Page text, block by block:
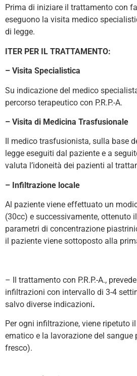
Prima di iniziare il trattamento con
eseguono la visita medico
di legge.
ITER PER IL TRATTAMENTO:
– Visita Specialistica
Su indicazione del medico
percorso terapeutico con P.R.P.-A.
– Visita di Medicina Trasfusionale
Il medico trasfusionista, sulla base
legge eseguiti dal paziente e a
valuta l’idoneità dei pazienti al
– Infiltrazione locale
Al paziente viene effettuato un
(30cc) e successivamente, ottenuto il
parametri di concentrazione
il paziente viene sottoposto alla
– Il trattamento con P.R.P.-A.,
infiltrazioni con intervallo di 3-4
salvo diverse indicazioni.
Per ogni infiltrazione, viene ripetuto
ematico e la lavorazione del sangue
fresco).